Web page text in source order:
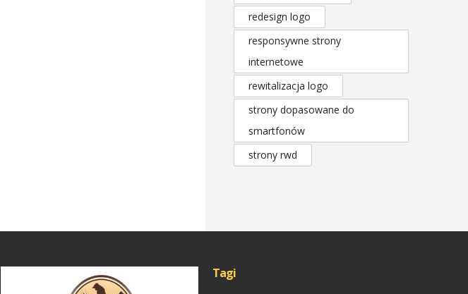
redesign logo
responsywne strony
internetowe
rewitalizacja logo
strony dopasowane do
smartfonów
strony rwd
Tagi